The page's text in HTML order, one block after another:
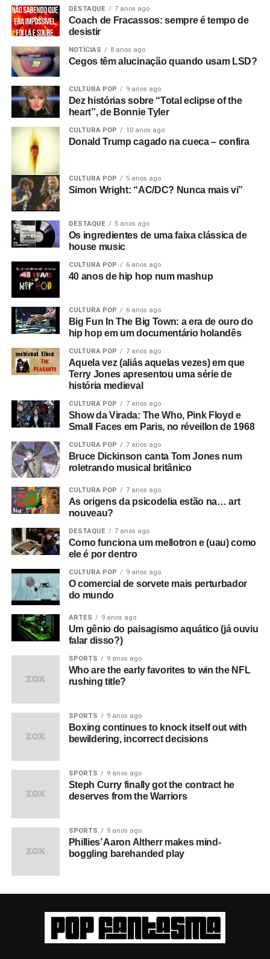
DESTAQUE 7 anos ago
Coach de Fracassos: sempre é tempo de
desistir
NOTÍCIAS 8 anos ago
Cegos têm alucinação quando usam LSD?
CULTURA POP 9 anos ago
Dez histórias sobre “Total eclipse of the
heart”, de Bonnie Tyler
CULTURA POP 10 anos ago
Donald Trump cagado na cueca – confira
CULTURA POP 5 anos ago
Simon Wright: “AC/DC? Nunca mais vi”
DESTAQUE 5 anos ago
Os ingredientes de uma faixa clássica de
house music
CULTURA POP 6 anos ago
40 anos de hip hop num mashup
CULTURA POP 6 anos ago
Big Fun In The Big Town: a era de ouro do
hip hop em um documentário holandês
CULTURA POP 7 anos ago
Aquela vez (aliás aquelas vezes) em que
Terry Jones apresentou uma série de
história medieval
CULTURA POP 7 anos ago
Show da Virada: The Who, Pink Floyd e
Small Faces em Paris, no réveillon de 1968
CULTURA POP 7 anos ago
Bruce Dickinson canta Tom Jones num
roletrando musical britânico
CULTURA POP 7 anos ago
As origens da psicodelia estão na… art
nouveau?
DESTAQUE 7 anos ago
Como funciona um mellotron e (uau) como
ele é por dentro
CULTURA POP 9 anos ago
O comercial de sorvete mais perturbador
do mundo
ARTES 9 anos ago
Um gênio do paisagismo aquático (já ouviu
falar disso?)
SPORTS 9 anos ago
Who are the early favorites to win the NFL
rushing title?
SPORTS 9 anos ago
Boxing continues to knock itself out with
bewildering, incorrect decisions
SPORTS 9 anos ago
Steph Curry finally got the contract he
deserves from the Warriors
SPORTS 9 anos ago
Phillies’ Aaron Altherr makes mind-
boggling barehanded play